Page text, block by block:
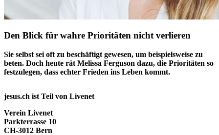
Den Blick für wahre Prioritäten nicht verlieren
Sie selbst sei oft zu beschäftigt gewesen, um beispielsweise zu
beten. Doch heute rät Melissa Ferguson dazu, die Prioritäten so
festzulegen, dass echter Frieden ins Leben kommt.
jesus.ch ist Teil von Livenet
Verein Livenet
Parkterrasse 10
CH-3012 Bern